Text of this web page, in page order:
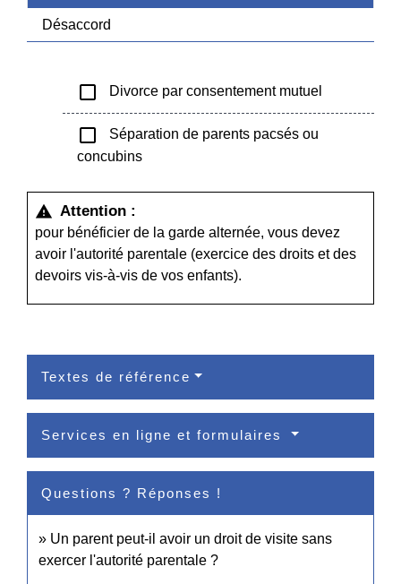
Désaccord
check_box_outline_blank Divorce par consentement mutuel
check_box_outline_blank
Séparation de parents pacsés ou
concubins
warning Attention :
pour bénéficier de la garde alternée, vous devez
avoir l'autorité parentale (exercice des droits et des
devoirs vis-à-vis de vos enfants).
Textes de référence
Services en ligne et formulaires
Questions ? Réponses !
Un parent peut-il avoir un droit de visite sans
exercer l'autorité parentale ?